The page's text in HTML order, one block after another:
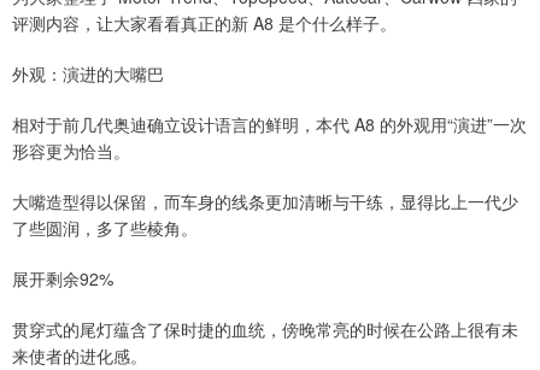
评测内容，让大家看看真正的新 A8 是个什么样子。
外观：演进的大嘴巴
相对于前几代奥迪确立设计语言的鲜明，本代 A8 的外观用“演进”一次
形容更为恰当。
大嘴造型得以保留，而车身的线条更加清晰与干练，显得比上一代少
了些圆润，多了些棱角。
展开剩余92%
贯穿式的尾灯蕴含了保时捷的血统，傍晚常亮的时候在公路上很有未
来使者的进化感。